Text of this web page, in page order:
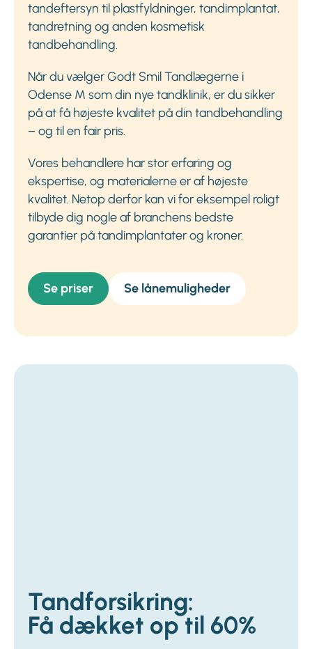
tandeftersyn til plastfyldninger, tandimplantat,
tandretning og anden kosmetisk
tandbehandling.
Når du vælger Godt Smil Tandlægerne i
Odense M som din nye tandklinik, er du sikker
på at få højeste kvalitet på din tandbehandling
– og til en fair pris.
Vores behandlere har stor erfaring og
ekspertise, og materialerne er af højeste
kvalitet. Netop derfor kan vi for eksempel roligt
tilbyde dig nogle af branchens bedste
garantier på tandimplantater og kroner.
Se priser Se lånemuligheder
Tandforsikring:
Få dækket op til 60%